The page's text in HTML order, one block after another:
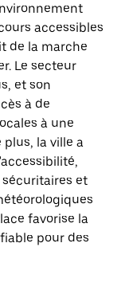
accessibles
de la marche
Le secteur
et son
à de
à une
la ville a
et
favorise la
pour des